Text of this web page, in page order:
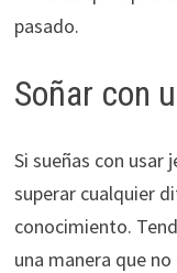
pasado.
Soñar con
Si sueñas con usar
superar cualquier
conocimiento.
una manera que